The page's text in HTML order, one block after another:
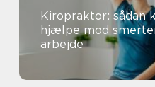
Kiropraktor: sådan
hjælpe mod
arbejde